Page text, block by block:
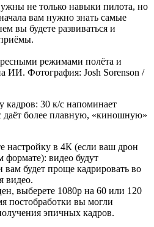
не только навыки пилота, но
вам нужно знать самые
вы будете развиваться и
режимами полёта и
ИИ. Фотография: Josh Sorenson /
кадров: 30 к/с напоминает
даёт более плавную, «киношную»
настройку в 4К (если ваш дрон
формате): видео будут
будет проще кадрировать во
видео.
выберете 1080p на 60 или 120
постобработки вы могли
эпичных кадров.